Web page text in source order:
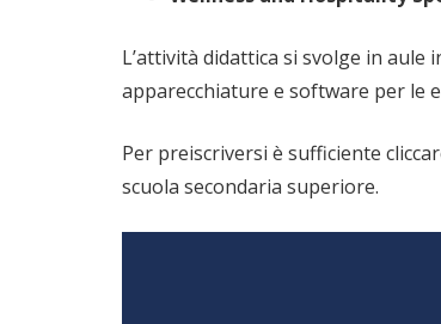
L’attività didattica si svolge in
apparecchiature e software per le
Per preiscriversi è sufficiente
scuola secondaria superiore.